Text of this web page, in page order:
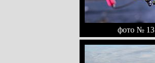
фото № 13